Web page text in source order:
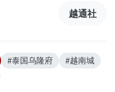
越通社
#泰国乌隆府
#越南城